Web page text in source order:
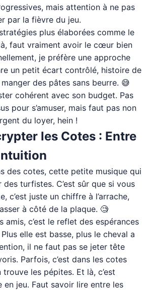
mais attention à ne pas
par la fièvre du jeu.
plus élaborées comme le
faut vraiment avoir le cœur bien
je préfère une approche
un petit écart contrôlé, histoire de
des pâtes sans beurre. 😅
cohérent avec son budget. Pas
pour s’amuser, mais faut pas non
du loyer, hein !
les Cotes : Entre
des cotes, cette petite musique qui
turfistes. C’est sûr que si vous
c’est juste un chiffre à l’arrache,
à côté de la plaque. 🧐
amis, c’est le reflet des espérances
elle est basse, plus le cheval a
il ne faut pas se jeter tête
Parfois, c’est dans les cotes
trouve les pépites. Et là, c’est
en jeu. Faut savoir lire entre les